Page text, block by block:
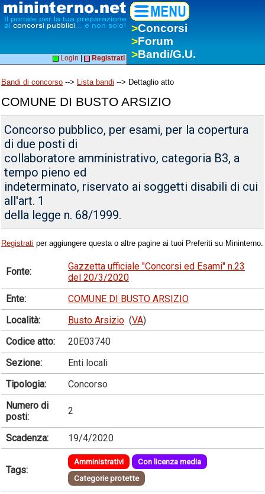
>Concorsi
>Forum
>Bandi/G.U.
Login Registrati
Bandi di concorso --> Lista bandi --> Dettaglio atto
COMUNE DI BUSTO ARSIZIO
Concorso pubblico, per esami, per la copertura
di due posti di
collaboratore amministrativo, categoria B3, a
tempo pieno ed
indeterminato, riservato ai soggetti disabili di cui
all'art. 1
della legge n. 68/1999.
Registrati per aggiungere questa o altre pagine ai tuoi Preferiti su Mininterno.
Fonte:
Gazzetta ufficiale "Concorsi ed Esami" n.23
del 20/3/2020
Ente:
COMUNE DI BUSTO ARSIZIO
Località:
Busto Arsizio (VA)
Codice atto:
20E03740
Sezione:
Enti locali
Tipologia:
Concorso
Numero di
posti:
2
Scadenza: 19/4/2020
Tags:
Amministrativi
Con licenza media
Categorie protette